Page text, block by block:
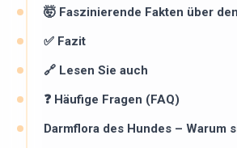
🤯 Faszinierende Fakten über
✅ Fazit
🔗 Lesen Sie auch
❓ Häufige Fragen (FAQ)
Darmflora des Hundes – Warum